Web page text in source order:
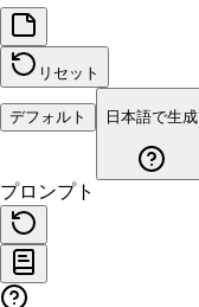
リセット
デフォルト 日本語で生成
プロンプト